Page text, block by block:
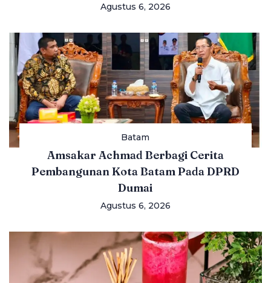
Agustus 6, 2026
Batam
Amsakar Achmad Berbagi Cerita
Pembangunan Kota Batam Pada DPRD
Dumai
Agustus 6, 2026